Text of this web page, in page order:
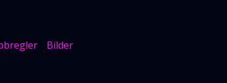
Bilder